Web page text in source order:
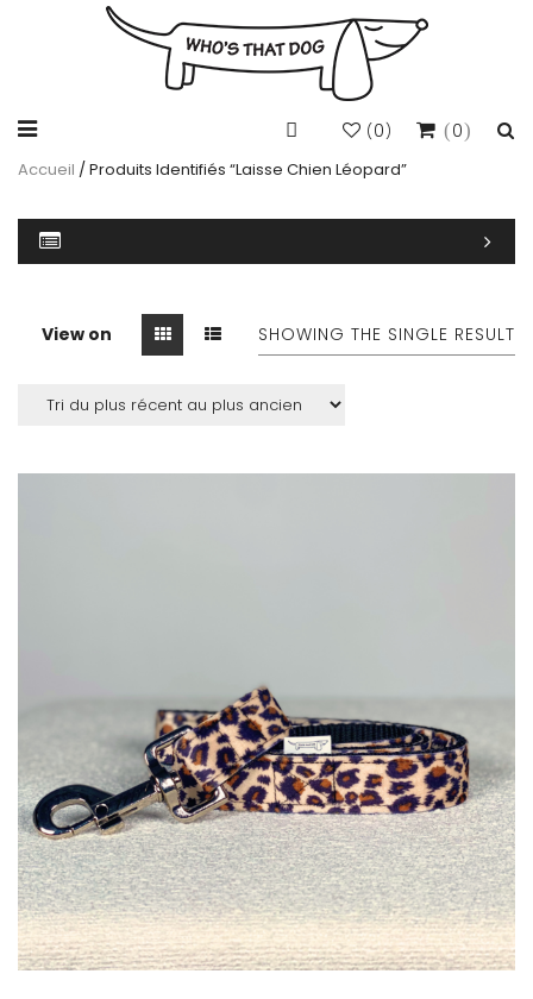
0
(0)
Accueil / Produits Identifiés “laisse Chien Léopard”
View on SHOWING THE SINGLE RESULT